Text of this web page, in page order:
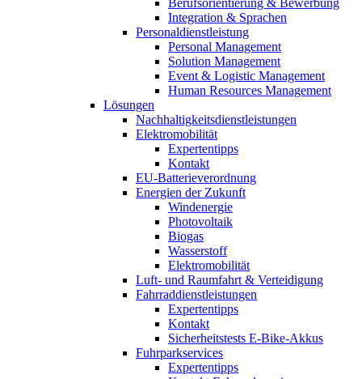
Integration & Sprachen
Personaldienstleistung
Personal Management
Solution Management
Event & Logistic Management
Human Resources Management
Lösungen
Nachhaltigkeitsdienstleistungen
Elektromobilität
Expertentipps
Kontakt
EU-Batterieverordnung
Energien der Zukunft
Windenergie
Photovoltaik
Biogas
Wasserstoff
Elektromobilität
Luft- und Raumfahrt & Verteidigung
Fahrraddienstleistungen
Expertentipps
Kontakt
Sicherheitstests E-Bike-Akkus
Fuhrparkservices
Expertentipps